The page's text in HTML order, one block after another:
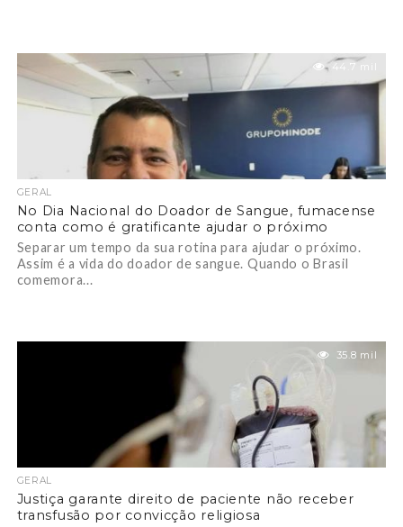
44.7 mil
GERAL
No Dia Nacional do Doador de Sangue, fumacense
conta como é gratificante ajudar o próximo
Separar um tempo da sua rotina para ajudar o próximo.
Assim é a vida do doador de sangue. Quando o Brasil
comemora...
35.8 mil
GERAL
Justiça garante direito de paciente não receber
transfusão por convicção religiosa